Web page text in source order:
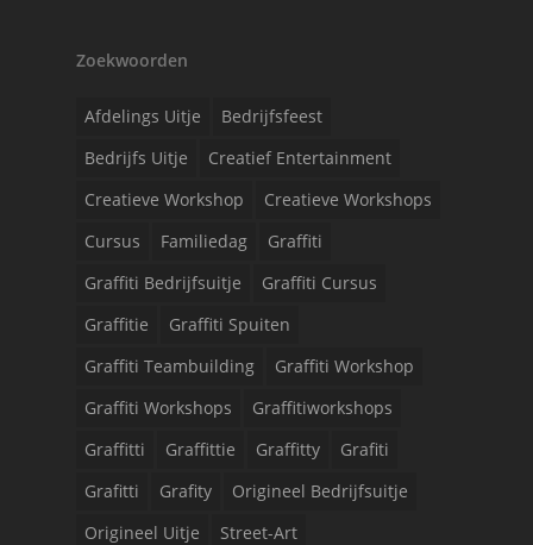
Zoekwoorden
Afdelings Uitje
Bedrijfsfeest
Bedrijfs Uitje
Creatief Entertainment
Creatieve Workshop
Creatieve Workshops
Cursus
Familiedag
Graffiti
Graffiti Bedrijfsuitje
Graffiti Cursus
Graffitie
Graffiti Spuiten
Graffiti Teambuilding
Graffiti Workshop
Graffiti Workshops
Graffitiworkshops
Graffitti
Graffittie Graffitty
Grafiti
Grafitti
Grafity
Origineel Bedrijfsuitje
Origineel Uitje
Street-Art